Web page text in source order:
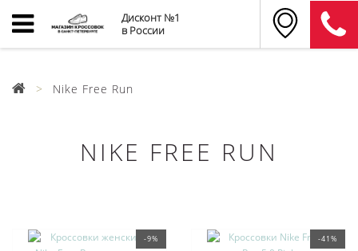
Дисконт №1
в России
Nike Free Run
NIKE FREE RUN
-9% -41%